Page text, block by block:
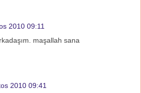
2010 09:11
maşallah sana
2010 09:41